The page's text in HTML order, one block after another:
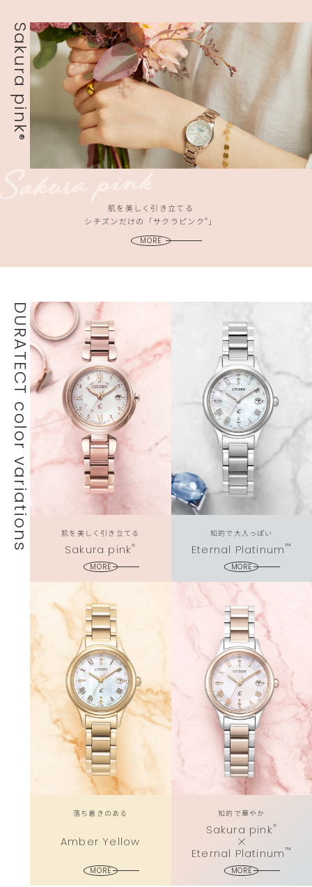
Sakura pink
®
肌を美しく引き立てる
シチズンだけの「サクラピンク® 」
MORE
DURATECT color variations 肌を美しく引き立てる
Sakura pink®
MORE
知的で大人っぽい
Eternal Platinum™
MORE
落ち着きのある
Amber Yellow
MORE
知的で華やか
Sakura pink®
Eternal Platinum™
MORE